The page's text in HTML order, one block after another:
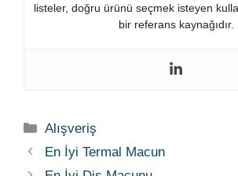
listeler, doğru ürünü seçmek isteyen
bir referans kaynağıdır.
Kategoriler
Alışveriş
En İyi Termal Macun